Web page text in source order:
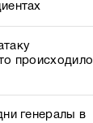
происходило
генералы в